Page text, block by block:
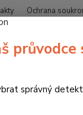
Ochrana
kovů Minelab
správný